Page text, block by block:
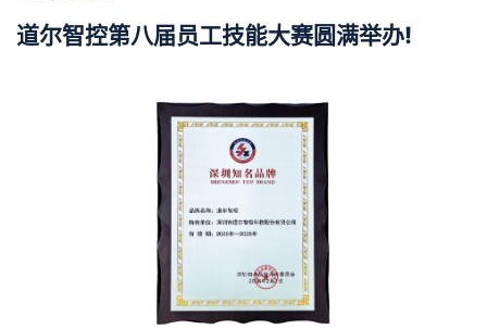
道尔智控第八届员工技能大赛圆满举办!